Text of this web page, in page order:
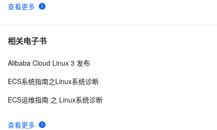
查看更多
相关电子书
查看更多
Alibaba Cloud Linux 3 发布
ECS系统指南之Linux系统诊断
ECS运维指南 之 Linux系统诊断